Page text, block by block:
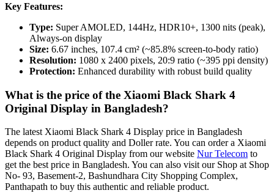
Key Features:
Type: Super AMOLED, 144Hz, HDR10+, 1300 nits (peak),
Always-on display
Size: 6.67 inches, 107.4 cm² (~85.8% screen-to-body ratio)
Resolution: 1080 x 2400 pixels, 20:9 ratio (~395 ppi density)
Protection: Enhanced durability with robust build quality
What is the price of the Xiaomi Black Shark 4
Original Display in Bangladesh?
The latest Xiaomi Black Shark 4 Display price in Bangladesh
depends on product quality and Doller rate. You can order a Xiaomi
Black Shark 4 Original Display from our website Nur Telecom to
get the best price in Bangladesh. You can also visit our Shop at Shop
No- 93, Basement-2, Bashundhara City Shopping Complex,
Panthapath to buy this authentic and reliable product.